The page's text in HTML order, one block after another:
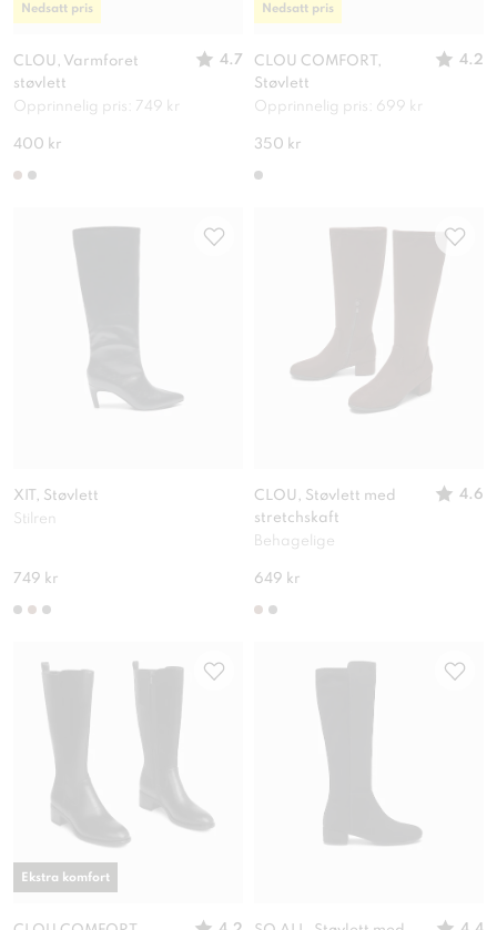
CLOU, Varmforet
støvlett
4.7
Opprinnelig pris: 749 kr
400 kr
Nedsatt pris
CLOU COMFORT,
Støvlett
4.2
Opprinnelig pris: 699 kr
350 kr
Nedsatt pris
XIT, Støvlett
Stilren
749 kr
CLOU, Støvlett med
stretchskaft
4.6
Behagelige
649 kr
Ekstra komfort